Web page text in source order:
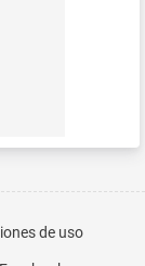
de uso